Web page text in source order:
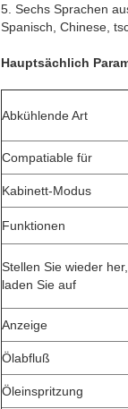
5. Sechs Sprachen
Spanisch, Chinese,
Hauptsächlich
Abkühlende Art
Compatiable für
Kabinett-Modus
Funktionen
Stellen Sie wieder
laden Sie auf
Anzeige
Ölabfluß
Öleinspritzung